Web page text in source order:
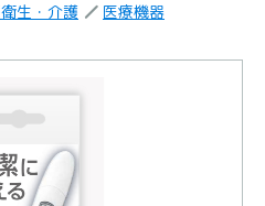
生・介護 医療機器